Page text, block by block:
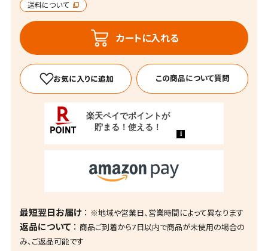
送料について
カートに入れる
この商品について質問
最短翌日お届け ※地域や営業日、営業時間によって異なります
返品について
商品ご到着から7日以内で商品が未使用の場合の
み、ご返品可能です